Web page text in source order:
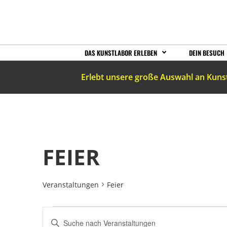
DAS KUNSTLABOR ERLEBEN DEIN BESUCH
Erlebt unsere große Auswahl an
FEIER
Veranstaltungen Feier
VERANSTALTUNGEN
Bitte
Schlüsselwort